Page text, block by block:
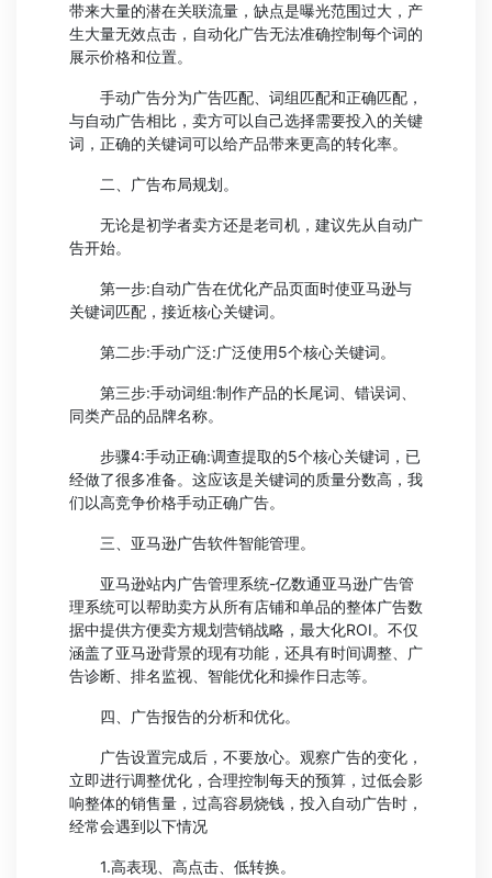
带来大量的潜在关联流量，缺点是曝光范围过大，产
生大量无效点击，自动化广告无法准确控制每个词的
展示价格和位置。
手动广告分为广告匹配、词组匹配和正确匹配，
与自动广告相比，卖方可以自己选择需要投入的关键
词，正确的关键词可以给产品带来更高的转化率。
二、广告布局规划。
无论是初学者卖方还是老司机，建议先从自动广
告开始。
第一步:自动广告在优化产品页面时使亚马逊与
关键词匹配，接近核心关键词。
第二步:手动广泛:广泛使用5个核心关键词。
第三步:手动词组:制作产品的长尾词、错误词、
同类产品的品牌名称。
步骤4:手动正确:调查提取的5个核心关键词，已
经做了很多准备。这应该是关键词的质量分数高，我
们以高竞争价格手动正确广告。
三、亚马逊广告软件智能管理。
亚马逊站内广告管理系统-亿数通亚马逊广告管
理系统可以帮助卖方从所有店铺和单品的整体广告数
据中提供方便卖方规划营销战略，最大化ROI。不仅
涵盖了亚马逊背景的现有功能，还具有时间调整、广
告诊断、排名监视、智能优化和操作日志等。
四、广告报告的分析和优化。
广告设置完成后，不要放心。观察广告的变化，
立即进行调整优化，合理控制每天的预算，过低会影
响整体的销售量，过高容易烧钱，投入自动广告时，
经常会遇到以下情况
1.高表现、高点击、低转换。